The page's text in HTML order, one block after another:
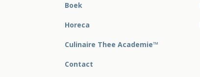
Boek
Horeca
Culinaire Thee Academie™
Contact